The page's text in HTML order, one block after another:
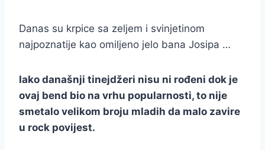
Danas su krpice sa zeljem i svinjetinom
najpoznatije kao omiljeno jelo bana Josipa …
Iako današnji tinejdžeri nisu ni rođeni dok je
ovaj bend bio na vrhu popularnosti, to nije
smetalo velikom broju mladih da malo zavire
u rock povijest.